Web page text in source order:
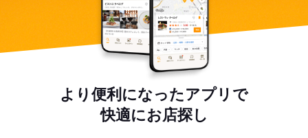
より便利になったアプリで
快適にお店探し